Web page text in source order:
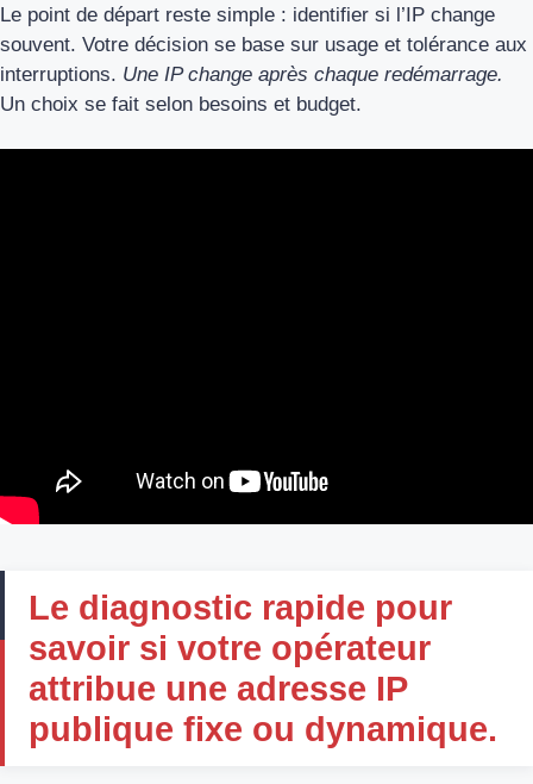
Le point de départ reste simple : identifier si l’IP change
souvent. Votre décision se base sur usage et tolérance aux
interruptions. Une IP change après chaque redémarrage.
Un choix se fait selon besoins et budget.
Le diagnostic rapide pour
savoir si votre opérateur
attribue une adresse IP
publique fixe ou dynamique.